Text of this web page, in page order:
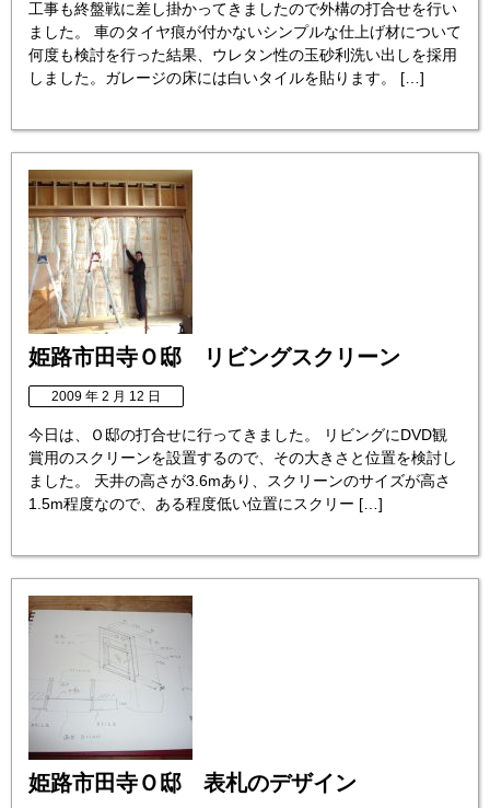
工事も終盤戦に差し掛かってきましたので外構の打合せを行い
ました。 車のタイヤ痕が付かないシンプルな仕上げ材について
何度も検討を行った結果、ウレタン性の玉砂利洗い出しを採用
しました。ガレージの床には白いタイルを貼ります。 […]
姫路市田寺Ｏ邸 リビングスクリーン
2009 年 2 月 12 日
今日は、Ｏ邸の打合せに行ってきました。 リビングにDVD観
賞用のスクリーンを設置するので、その大きさと位置を検討し
ました。 天井の高さが3.6mあり、スクリーンのサイズが高さ
1.5m程度なので、ある程度低い位置にスクリー […]
姫路市田寺Ｏ邸 表札のデザイン